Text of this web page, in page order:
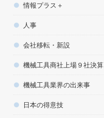
情報プラス＋
人事
会社移転・新設
機械工具商社上場９社決算
機械工具業界の出来事
日本の得意技